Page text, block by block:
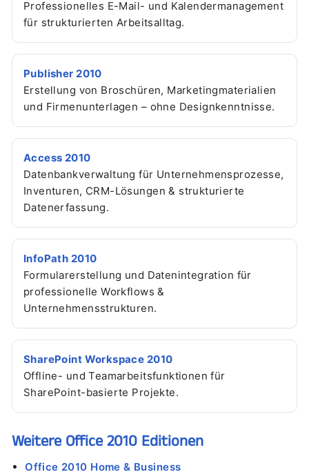
Professionelles E-Mail- und Kalendermanagement
für strukturierten Arbeitsalltag.
Publisher 2010
Erstellung von Broschüren, Marketingmaterialien
und Firmenunterlagen – ohne Designkenntnisse.
Access 2010
Datenbankverwaltung für Unternehmensprozesse,
Inventuren, CRM-Lösungen & strukturierte
Datenerfassung.
InfoPath 2010
Formularerstellung und Datenintegration für
professionelle Workflows &
Unternehmensstrukturen.
SharePoint Workspace 2010
Offline- und Teamarbeitsfunktionen für
SharePoint-basierte Projekte.
Weitere Office 2010 Editionen
Office 2010 Home & Business